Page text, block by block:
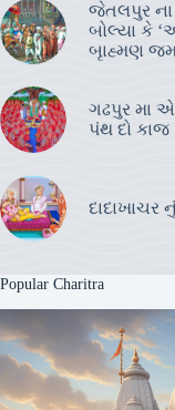
જેતલપુર ના
બોલ્યા કે
બૃાહ્મણ
ગઢપુર મા
પંથ દો કાજ
દાદાખાચર
Popular Charitra